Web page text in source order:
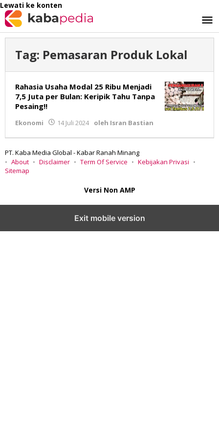
Lewati ke konten
Tag: Pemasaran Produk Lokal
Rahasia Usaha Modal 25 Ribu Menjadi
7,5 Juta per Bulan: Keripik Tahu Tanpa
Pesaing!!
Ekonomi 14 Juli 2024 oleh Isran Bastian
PT. Kaba Media Global - Kabar Ranah Minang
About
Disclaimer Term Of Service
Kebijakan Privasi
Sitemap
Versi Non AMP
Exit mobile version